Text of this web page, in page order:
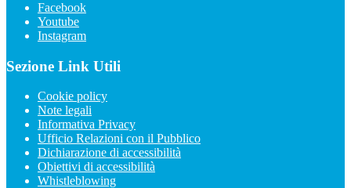
Facebook
Youtube
Instagram
Sezione Link Utili
Cookie policy
Note legali
Informativa Privacy
Ufficio Relazioni con il Pubblico
Dichiarazione di accessibilità
Obiettivi di accessibilità
Whistleblowing